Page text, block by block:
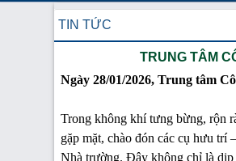
TIN TỨC
TRUNG TÂM
Ngày 28/01/2026, Trung tâm
Trong không khí tưng bừng, rộn
gặp mặt, chào đón các cụ hưu trí
Nhà trường. Đây không chỉ là dịp